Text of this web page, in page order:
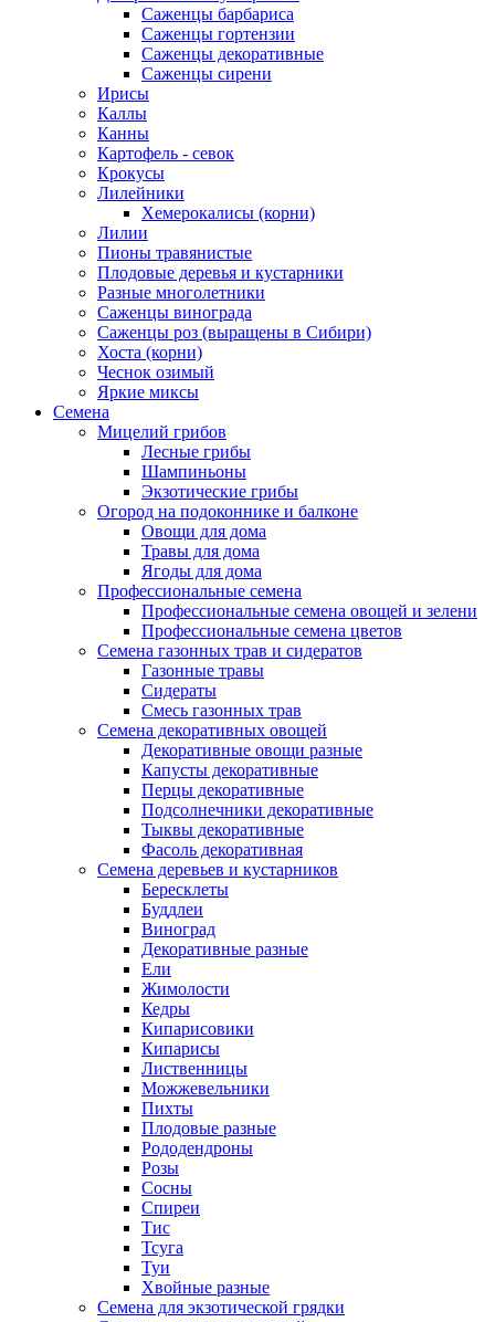
Саженцы барбариса
Саженцы гортензии
Саженцы декоративные
Саженцы сирени
Ирисы
Каллы
Канны
Картофель - севок
Крокусы
Лилейники
Хемерокалисы (корни)
Лилии
Пионы травянистые
Плодовые деревья и кустарники
Разные многолетники
Саженцы винограда
Саженцы роз (выращены в Сибири)
Хоста (корни)
Чеснок озимый
Яркие миксы
Семена
Мицелий грибов
Лесные грибы
Шампиньоны
Экзотические грибы
Огород на подоконнике и балконе
Овощи для дома
Травы для дома
Ягоды для дома
Профессиональные семена
Профессиональные семена овощей и зелени
Профессиональные семена цветов
Семена газонных трав и сидератов
Газонные травы
Сидераты
Смесь газонных трав
Семена декоративных овощей
Декоративные овощи разные
Капусты декоративные
Перцы декоративные
Подсолнечники декоративные
Тыквы декоративные
Фасоль декоративная
Семена деревьев и кустарников
Бересклеты
Буддлеи
Виноград
Декоративные разные
Ели
Жимолости
Кедры
Кипарисовики
Кипарисы
Лиственницы
Можжевельники
Пихты
Плодовые разные
Рододендроны
Розы
Сосны
Спиреи
Тис
Тсуга
Туи
Хвойные разные
Семена для экзотической грядки